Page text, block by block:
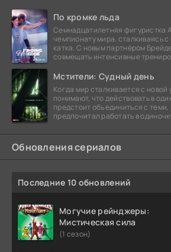
По кромке льда
Семнадцатилетняя фигуристка
чемпионату мира, сталкиваясь
катка. С новым партнёром
совмещать интенсивные
Мстители: Судный день
Когда мир сталкивается с новой
понимают, что действовать в
предстоит объединиться с теми,
предпочитал работать в
Обновления сериалов
Последние 10 обновлений
Могучие рейнджеры:
Мистическая сила
(1 сезон)